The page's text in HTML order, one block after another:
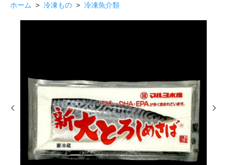
ホーム > 冷凍もの > 冷凍魚介類